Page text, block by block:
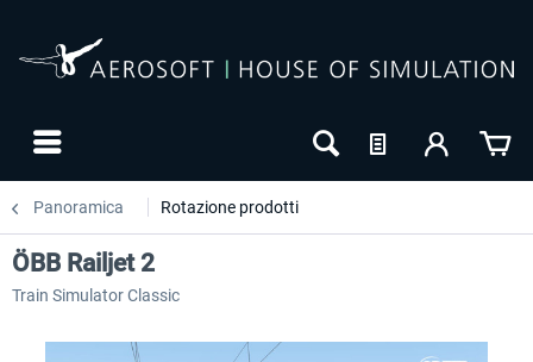
Panoramica Rotazione prodotti
ÖBB Railjet 2
Train Simulator Classic